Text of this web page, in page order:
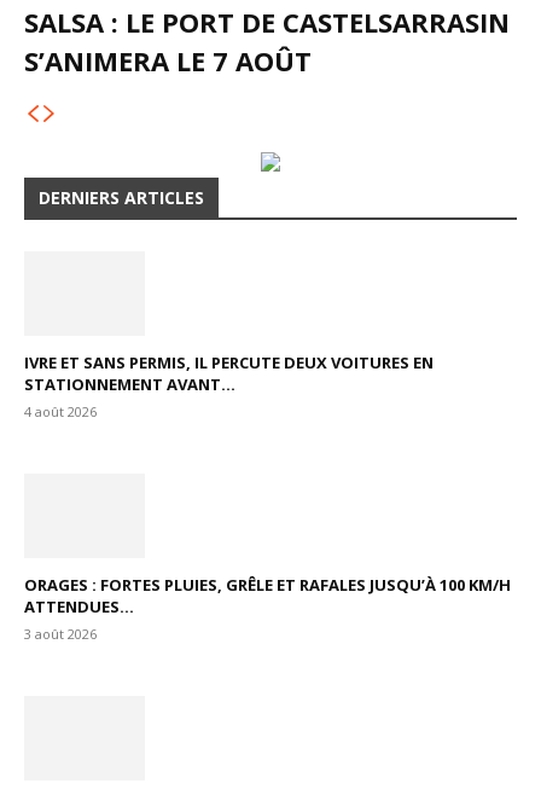
SALSA : LE PORT DE CASTELSARRASIN
S’ANIMERA LE 7 AOÛT
DERNIERS ARTICLES
IVRE ET SANS PERMIS, IL PERCUTE DEUX VOITURES EN
STATIONNEMENT AVANT...
4 août 2026
ORAGES : FORTES PLUIES, GRÊLE ET RAFALES JUSQU’À 100 KM/H
ATTENDUES...
3 août 2026